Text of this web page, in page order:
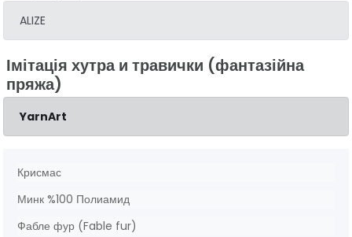
ALIZE
Імітація хутра и травички (фантазійна
пряжа)
YarnArt
Крисмас
Минк %100 Полиамид
Фабле фур (Fable fur)